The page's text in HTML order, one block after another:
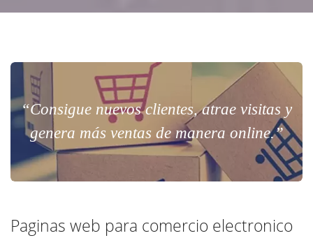
“Consigue nuevos clientes, atrae visitas y
genera más ventas de manera online.”
Paginas web para comercio electronico